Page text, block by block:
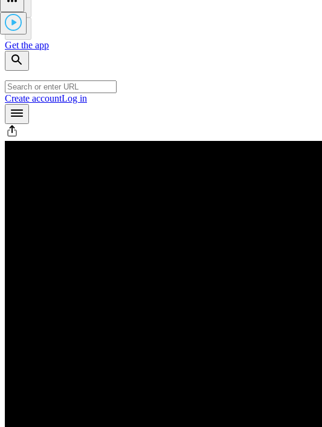
Get the app
Create accountLog in